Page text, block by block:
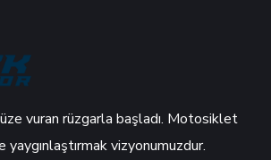
vuran rüzgarla başladı. Motosiklet
vizyonumuzdur.